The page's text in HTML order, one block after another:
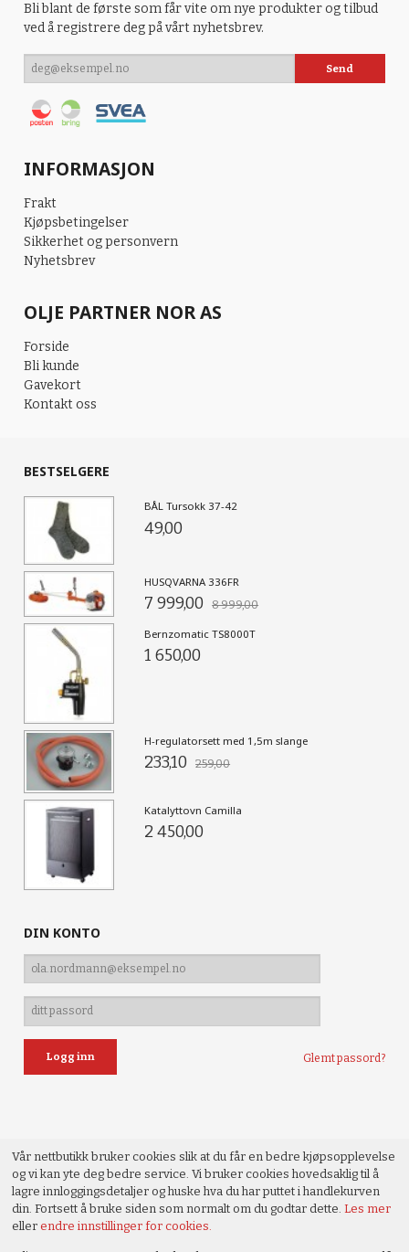
Bli blant de første som får vite om nye produkter og tilbud
ved å registrere deg på vårt nyhetsbrev.
INFORMASJON
Frakt
Kjøpsbetingelser
Sikkerhet og personvern
Nyhetsbrev
OLJE PARTNER NOR AS
Forside
Bli kunde
Gavekort
Kontakt oss
BESTSELGERE
BÅL Tursokk 37-42
49,00
HUSQVARNA 336FR
7 999,00 8 999,00
Bernzomatic TS8000T
1 650,00
H-regulatorsett med 1,5m slange
233,10 259,00
Katalyttovn Camilla
2 450,00
DIN KONTO
Glemt passord?
Vår nettbutikk bruker cookies slik at du får en bedre kjøpsopplevelse
og vi kan yte deg bedre service. Vi bruker cookies hovedsaklig til å
lagre innloggingsdetaljer og huske hva du har puttet i handlekurven
din. Fortsett å bruke siden som normalt om du godtar dette.Les mer
ellerendre innstillinger for cookies.